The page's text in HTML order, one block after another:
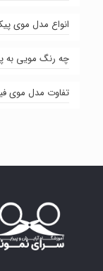
انواع مدل موی
چه رنگ مویی به
تفاوت مدل موی